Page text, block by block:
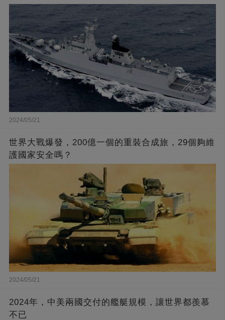
2024/05/21
世界大戰爆發，200億一個的重裝合成旅，29個夠維
護國家安全嗎？
2024/05/21
2024年，中美兩國交付的艦艇規模，讓世界都羨慕
不已